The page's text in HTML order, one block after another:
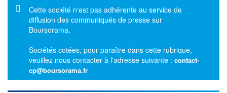
Message d'information
Cette société n'est pas adhérente au service de
diffusion des communiqués de presse sur
Boursorama.
Sociétés cotées, pour paraître dans cette rubrique,
veuillez nous contacter à l'adresse suivante : contact-
cp@boursorama.fr